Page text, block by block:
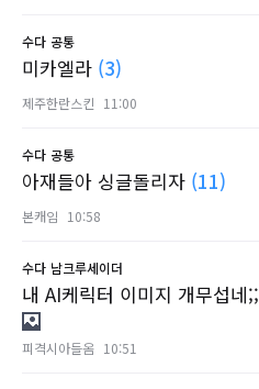
수다 공통
미카엘라 (3)
제주한란스킨 11:00
수다 공통
아재들아 싱글돌리자 (11)
본캐임 10:58
수다 남크루세이더
내 AI케릭터 이미지 개무섭네;;
피격시아들옴 10:51